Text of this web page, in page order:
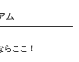
ム
ここ！